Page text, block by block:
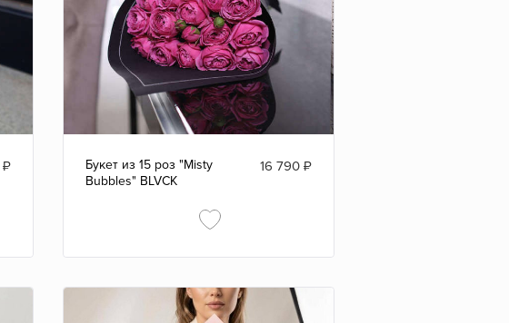
₽
Букет из 15 роз "Misty
Bubbles" BLVCK
16 790₽